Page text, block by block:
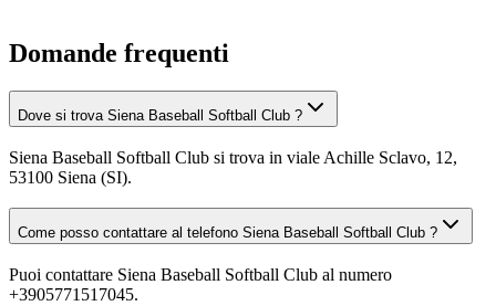
Domande frequenti
Dove si trova Siena Baseball Softball Club ?
Siena Baseball Softball Club si trova in viale Achille Sclavo, 12,
53100 Siena (SI).
Come posso contattare al telefono Siena Baseball Softball Club ?
Puoi contattare Siena Baseball Softball Club al numero
+3905771517045.